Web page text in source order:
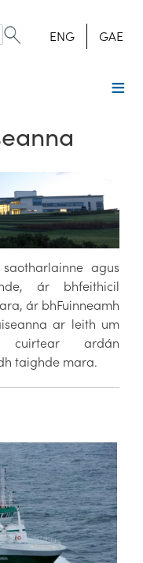
ENG GAE
agus
ár bhfeithicil
ár bhFuinneamh
ar leith um
cuirtear ardán
taighde mara.